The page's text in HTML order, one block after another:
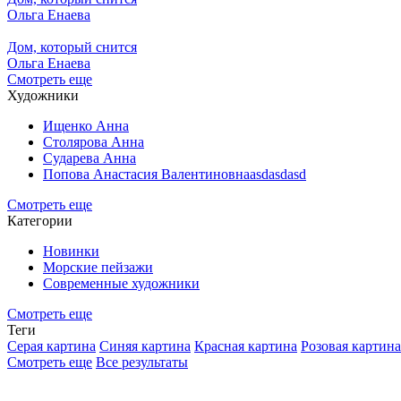
Ольга Енаева
Дом, который снится
Ольга Енаева
Смотреть еще
Художники
Ищенко Анна
Столярова Анна
Сударева Анна
Попова Анастасия Валентиновнаasdasdasd
Смотреть еще
Категории
Новинки
Морские пейзажи
Современные художники
Смотреть еще
Теги
Серая картина Синяя картина Красная картина Розовая картина
Смотреть еще Все результаты